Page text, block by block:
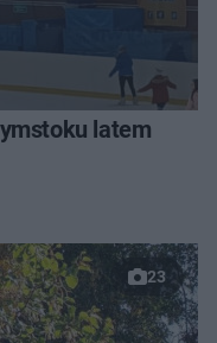
latem
23